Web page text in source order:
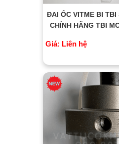
ĐAI ỐC VITME BI TBI
CHÍNH HÃNG TBI
Giá: Liên hệ